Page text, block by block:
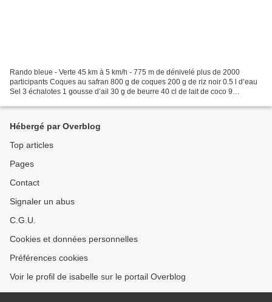
Rando bleue - Verte 45 km à 5 km/h - 775 m de dénivelé plus de 2000
participants Coques au safran 800 g de coques 200 g de riz noir 0.5 l d’eau
Sel 3 échalotes 1 gousse d’ail 30 g de beurre 40 cl de lait de coco 9
Hébergé par Overblog
Top articles
Pages
Contact
Signaler un abus
C.G.U.
Cookies et données personnelles
Préférences cookies
Voir le profil de isabelle sur le portail Overblog